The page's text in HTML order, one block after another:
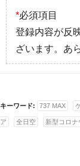
*必須項目
登録内容が反
ざいます。あ
キーワード: 737 MAX
ア 全日空 新型コロナ